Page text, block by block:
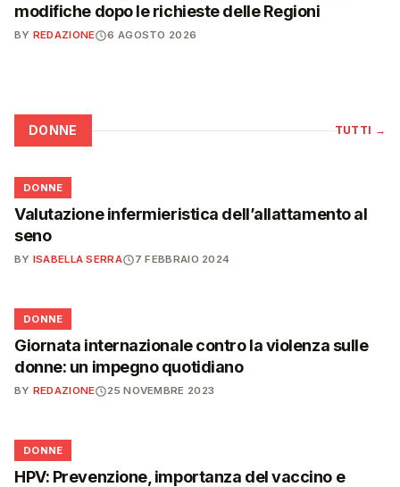
modifiche dopo le richieste delle Regioni
BY REDAZIONE 6 AGOSTO 2026
DONNE TUTTI →
🌸
DONNE
Valutazione infermieristica dell’allattamento al
seno
BY ISABELLA SERRA 7 FEBBRAIO 2024
🌸
DONNE
Giornata internazionale contro la violenza sulle
donne: un impegno quotidiano
BY REDAZIONE 25 NOVEMBRE 2023
🌸
DONNE
HPV: Prevenzione, importanza del vaccino e